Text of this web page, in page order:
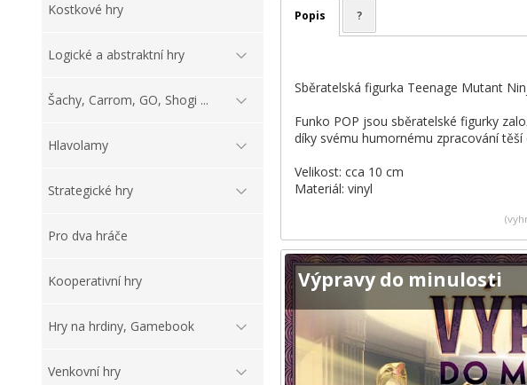
Kostkové hry
Logické a abstraktní hry
Šachy, Carrom, GO, Shogi ...
Hlavolamy
Strategické hry
Pro dva hráče
Kooperativní hry
Hry na hrdiny, Gamebook
Venkovní hry
Popis ?
Sběratelská figurka Teenage Mutant
Funko POP jsou sběratelské figurky
díky svému humornému zpracování
Velikost: cca 10 cm
Materiál: vinyl
Výpravy do minulosti